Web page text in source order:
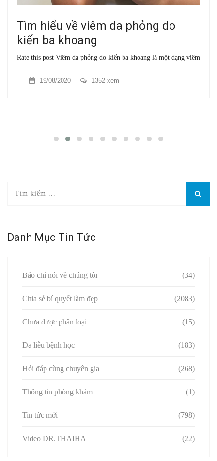
Tìm hiểu về viêm da phỏng do
kiến ba khoang
Rate this post Viêm da phỏng do kiến ba khoang là một dạng viêm
19/08/2020
1352 xem
Danh Mục Tin Tức
Báo chí nói về chúng tôi (34)
Chia sẻ bí quyết làm đẹp (2083)
Chưa được phân loại (15)
Da liễu bệnh học (183)
Hỏi đáp cùng chuyên gia (268)
Thông tin phòng khám (1)
Tin tức mới (798)
Video DR.THAIHA (22)